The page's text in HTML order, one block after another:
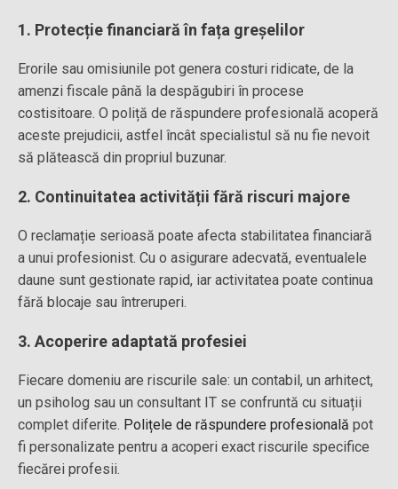
1. Protecție financiară în fața greșelilor
Erorile sau omisiunile pot genera costuri ridicate, de la
amenzi fiscale până la despăgubiri în procese
costisitoare. O poliță de răspundere profesională acoperă
aceste prejudicii, astfel încât specialistul să nu fie nevoit
să plătească din propriul buzunar.
2. Continuitatea activității fără riscuri majore
O reclamație serioasă poate afecta stabilitatea financiară
a unui profesionist. Cu o asigurare adecvată, eventualele
daune sunt gestionate rapid, iar activitatea poate continua
fără blocaje sau întreruperi.
3. Acoperire adaptată profesiei
Fiecare domeniu are riscurile sale: un contabil, un arhitect,
un psiholog sau un consultant IT se confruntă cu situații
complet diferite. Polițele de răspundere profesională pot
fi personalizate pentru a acoperi exact riscurile specifice
fiecărei profesii.